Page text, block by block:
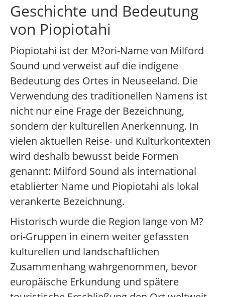
Geschichte und Bedeutung
von Piopiotahi
Piopiotahi ist der M?ori-Name von Milford
Sound und verweist auf die indigene
Bedeutung des Ortes in Neuseeland. Die
Verwendung des traditionellen Namens ist
nicht nur eine Frage der Bezeichnung,
sondern der kulturellen Anerkennung. In
vielen aktuellen Reise- und Kulturkontexten
wird deshalb bewusst beide Formen
genannt: Milford Sound als international
etablierter Name und Piopiotahi als lokal
verankerte Bezeichnung.
Historisch wurde die Region lange von M?
ori-Gruppen in einem weiter gefassten
kulturellen und landschaftlichen
Zusammenhang wahrgenommen, bevor
europäische Erkundung und spätere